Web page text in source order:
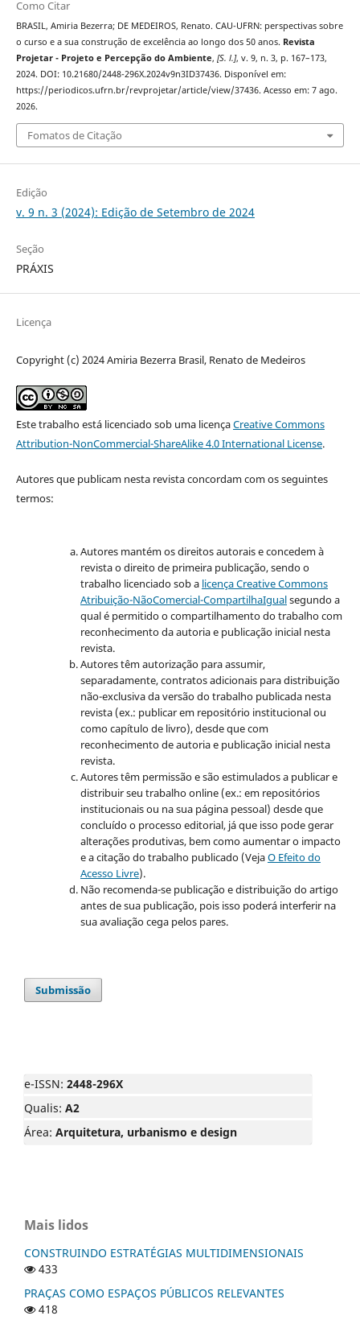
Como Citar
BRASIL, Amiria Bezerra; DE MEDEIROS, Renato. CAU-UFRN: perspectivas sobre
o curso e a sua construção de excelência ao longo dos 50 anos. Revista
Projetar - Projeto e Percepção do Ambiente, [S. l.], v. 9, n. 3, p. 167–173,
2024. DOI: 10.21680/2448-296X.2024v9n3ID37436. Disponível em:
https://periodicos.ufrn.br/revprojetar/article/view/37436. Acesso em: 7 ago.
2026.
Fomatos de Citação
Edição
v. 9 n. 3 (2024): Edição de Setembro de 2024
Seção
PRÁXIS
Licença
Copyright (c) 2024 Amiria Bezerra Brasil, Renato de Medeiros
Este trabalho está licenciado sob uma licençaCreative Commons
Attribution-NonCommercial-ShareAlike 4.0 International License.
Autores que publicam nesta revista concordam com os seguintes
termos:
Autores mantém os direitos autorais e concedem à
revista o direito de primeira publicação, sendo o
trabalho licenciado sob a licença Creative Commons
Atribuição-NãoComercial-CompartilhaIgualsegundo a
qual é permitido o compartilhamento do trabalho com
reconhecimento da autoria e publicação inicial nesta
revista.
Autores têm autorização para assumir,
separadamente, contratos adicionais para distribuição
não-exclusiva da versão do trabalho publicada nesta
revista (ex.: publicar em repositório institucional ou
como capítulo de livro), desde que com
reconhecimento de autoria e publicação inicial nesta
revista.
Autores têm permissão e são estimulados a publicar e
distribuir seu trabalho online (ex.: em repositórios
institucionais ou na sua página pessoal) desde que
concluído o processo editorial, já que isso pode gerar
alterações produtivas, bem como aumentar o impacto
e a citação do trabalho publicado (VejaO Efeito do
Acesso Livre).
Não recomenda-se publicação e distribuição do artigo
antes de sua publicação, pois isso poderá interferir na
sua avaliação cega pelos pares.
Submissão
e-ISSN: 2448-296X
Qualis: A2
Área: Arquitetura, urbanismo e design
Mais lidos
CONSTRUINDO ESTRATÉGIAS MULTIDIMENSIONAIS
433
PRAÇAS COMO ESPAÇOS PÚBLICOS RELEVANTES
418